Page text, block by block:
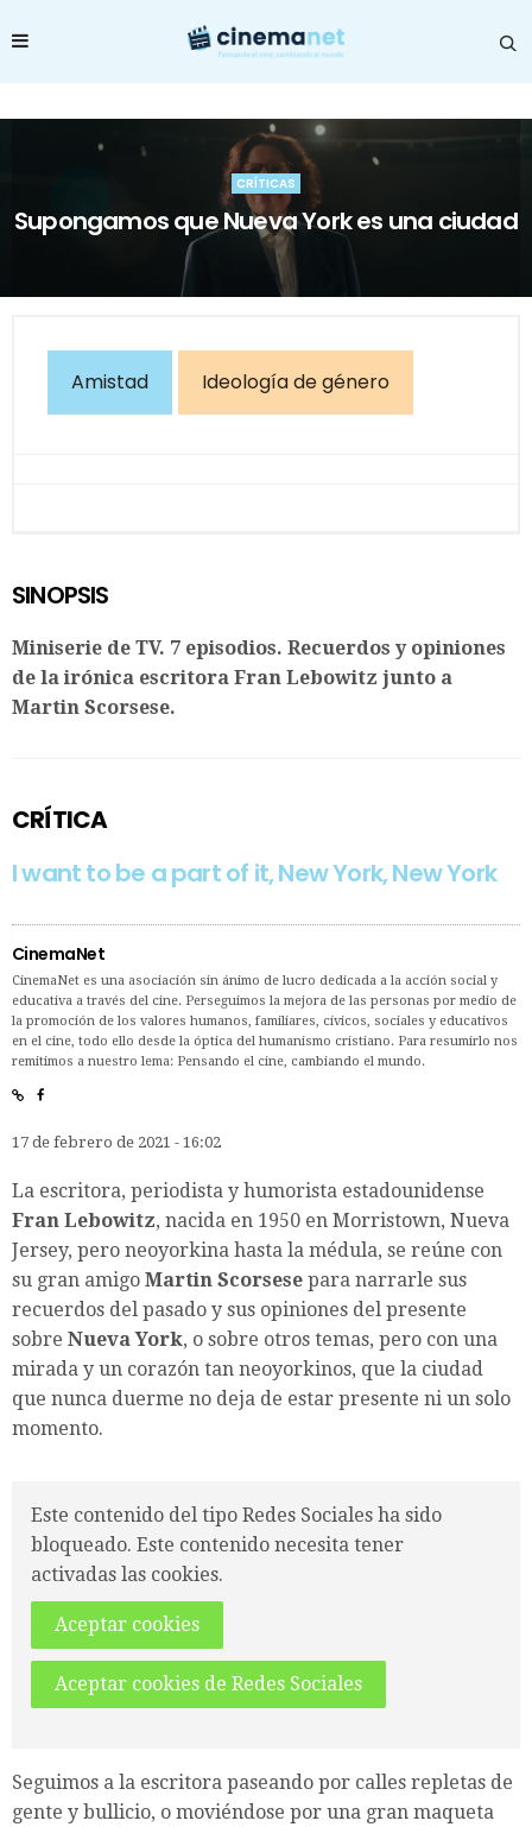
CRÍTICAS
Supongamos que Nueva York es una ciudad
Amistad Ideología de género
SINOPSIS
Miniserie de TV. 7 episodios. Recuerdos y opiniones
de la irónica escritora Fran Lebowitz junto a
Martin Scorsese.
CRÍTICA
I want to be a part of it, New York, New York
CinemaNet
CinemaNet es una asociación sin ánimo de lucro dedicada a la acción social y
educativa a través del cine. Perseguimos la mejora de las personas por medio de
la promoción de los valores humanos, familiares, cívicos, sociales y educativos
en el cine, todo ello desde la óptica del humanismo cristiano. Para resumirlo nos
remitimos a nuestro lema: Pensando el cine, cambiando el mundo.
17 de febrero de 2021 - 16:02
La escritora, periodista y humorista estadounidense
Fran Lebowitz, nacida en 1950 en Morristown, Nueva
Jersey, pero neoyorkina hasta la médula, se reúne con
su gran amigo Martin Scorsese para narrarle sus
recuerdos del pasado y sus opiniones del presente
sobre Nueva York, o sobre otros temas, pero con una
mirada y un corazón tan neoyorkinos, que la ciudad
que nunca duerme no deja de estar presente ni un solo
momento.
Este contenido del tipo Redes Sociales ha sido
bloqueado. Este contenido necesita tener
activadas las cookies.
Aceptar cookies
Aceptar cookies de Redes Sociales
Seguimos a la escritora paseando por calles repletas de
gente y bullicio, o moviéndose por una gran maqueta